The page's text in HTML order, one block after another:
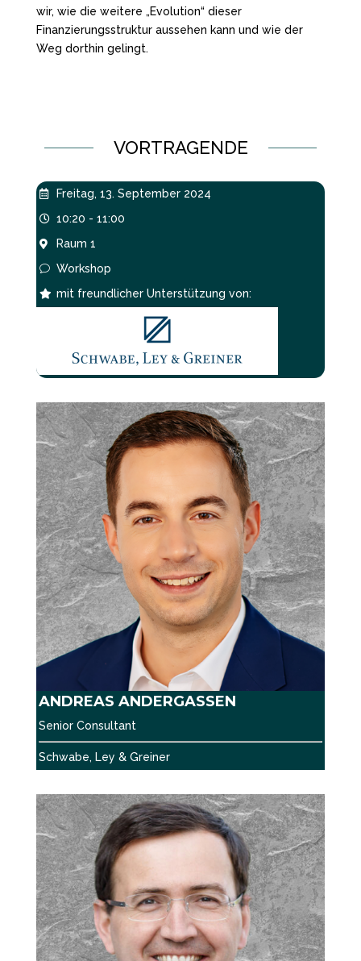
wir, wie die weitere „Evolution“ dieser
Finanzierungsstruktur aussehen kann und wie der
Weg dorthin gelingt.
VORTRAGENDE
 Freitag, 13. September 2024
 10:20 - 11:00
 Raum 1
v Workshop
 mit freundlicher Unterstützung von:
ANDREAS ANDERGASSEN
Senior Consultant
Schwabe, Ley & Greiner